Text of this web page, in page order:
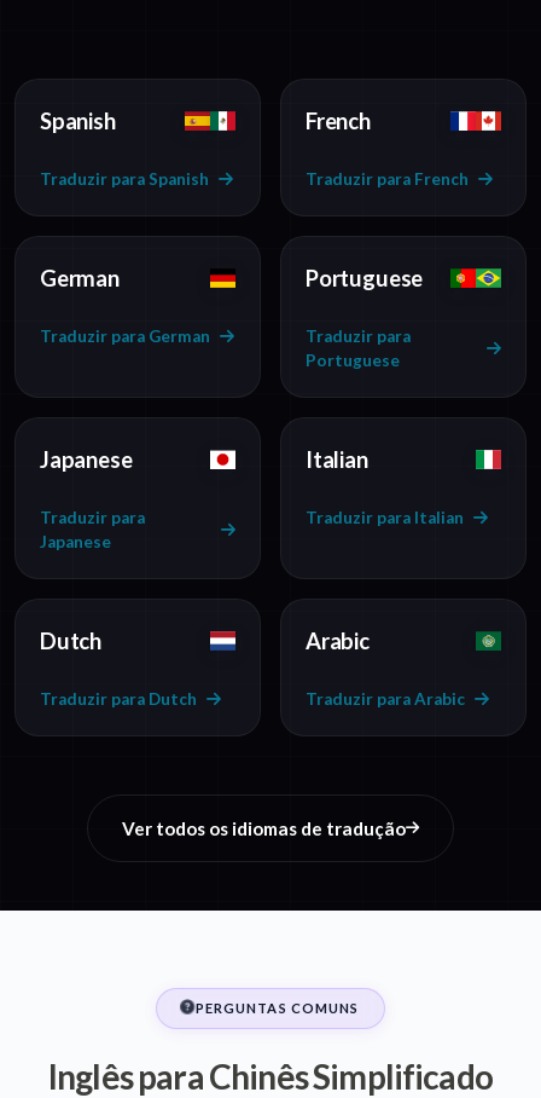
Spanish
Traduzir para Spanish
French
Traduzir para French
German
Traduzir para German
Portuguese
Traduzir para
Portuguese
Japanese
Traduzir para
Japanese
Italian
Traduzir para Italian
Dutch
Traduzir para Dutch
Arabic
Traduzir para Arabic
Ver todos os idiomas de tradução
PERGUNTAS COMUNS
Inglês para Chinês Simplificado